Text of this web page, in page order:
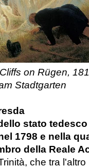
on Rügen,
Stadtgarten
stato
1798 e nella
della Reale
che tra l'altro